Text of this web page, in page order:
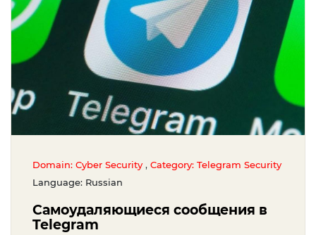
Domain: Cyber Security , Category: Telegram Security
Language: Russian
Самоудаляющиеся сообщения в
Telegram